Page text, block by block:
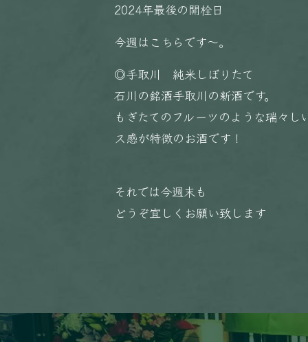
2024年最後の開栓日
今週はこちらです〜。
◎手取川 純米しぼりたて
石川の銘酒手取川の新酒です。
もぎたてのフルーツのような瑞々
ス感が特徴のお酒です！
それでは今週末も
どうぞ宜しくお願い致します️️